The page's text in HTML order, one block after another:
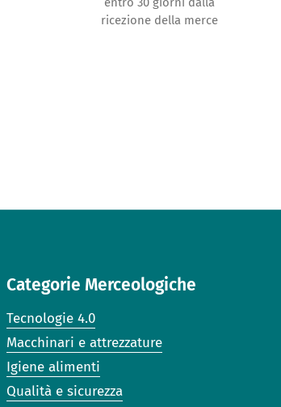
ricezione della merce
Categorie Merceologiche
Tecnologie 4.0
Macchinari e attrezzature
Igiene alimenti
Qualità e sicurezza